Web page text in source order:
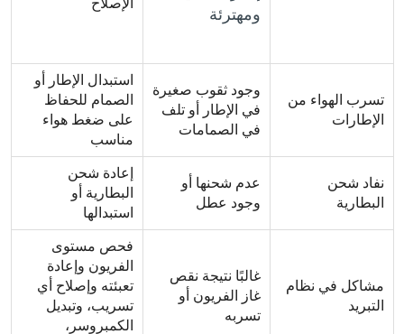
ومهترئة
الإصلاح
تسرب الهواء من
الإطارات
وجود ثقوب صغيرة
في الإطار أو تلف
في الصمامات
استبدال الإطار أو
الصمام للحفاظ
على ضغط هواء
مناسب
نفاد شحن
البطارية
عدم شحنها أو
وجود عطل
إعادة شحن
البطارية أو
استبدالها
مشاكل في نظام
التبريد
غالبًا نتيجة نقص
غاز الفريون أو
تسربه
فحص مستوى
الفريون وإعادة
تعبئته وإصلاح أي
تسريب، وتبديل
الكمبروسر،